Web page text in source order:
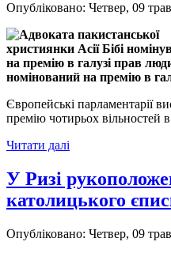
Опубліковано: Четвер, 09
номінований на премію в
Європейські парламентарії
премію чотирьох вільностей в
Читати далі
У Ризі
католицького
Опубліковано: Четвер, 09